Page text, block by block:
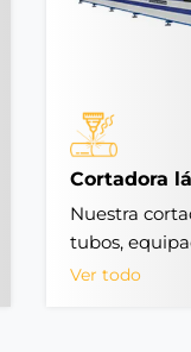
Cortadora
Nuestra
tubos,
láser de fibra
Ver todo